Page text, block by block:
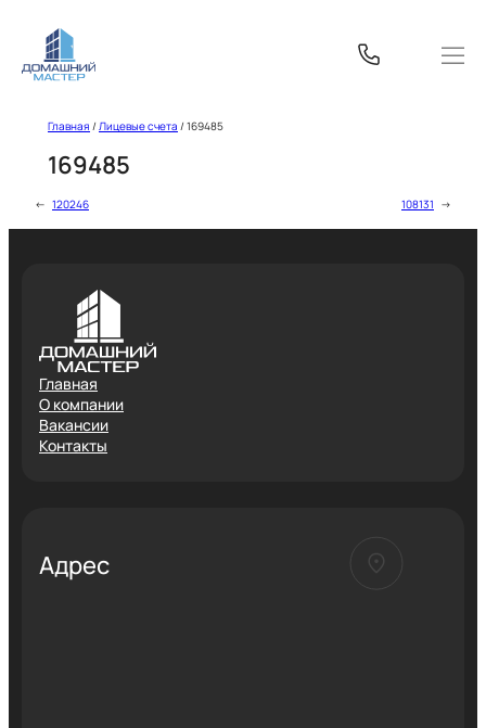
содержимому
Главная / Лицевые счета / 169485
169485
← 120246 108131 →
Главная
О компании
Вакансии
Контакты
Адрес